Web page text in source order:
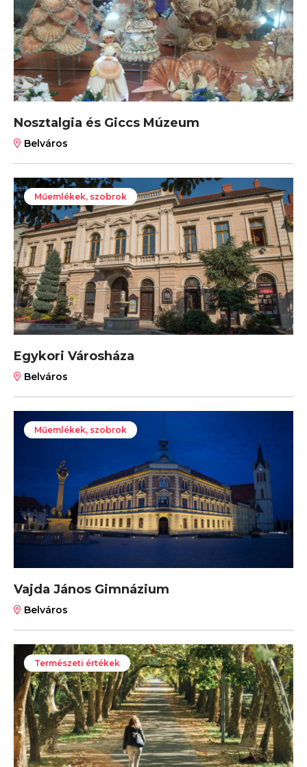
Nosztalgia és Giccs Múzeum
Belváros
Műemlékek, szobrok
Egykori Városháza
Belváros
Műemlékek, szobrok
Vajda János Gimnázium
Belváros
Természeti értékek